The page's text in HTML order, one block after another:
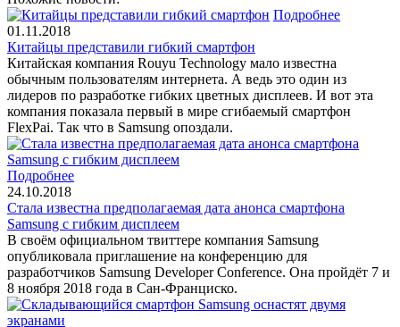
Подробнее
01.11.2018
Китайцы представили гибкий смартфон
Китайская компания Rouyu Technology мало известна
обычным пользователям интернета. А ведь это один из
лидеров по разработке гибких цветных дисплеев. И вот эта
компания показала первый в мире сгибаемый смартфон
FlexPai. Так что в Samsung опоздали.
Подробнее
24.10.2018
Стала известна предполагаемая дата анонса смартфона
Samsung с гибким дисплеем
В своём официальном твиттере компания Samsung
опубликовала приглашение на конференцию для
разработчиков Samsung Developer Conference. Она пройдёт 7 и
8 ноября 2018 года в Сан-Франциско.